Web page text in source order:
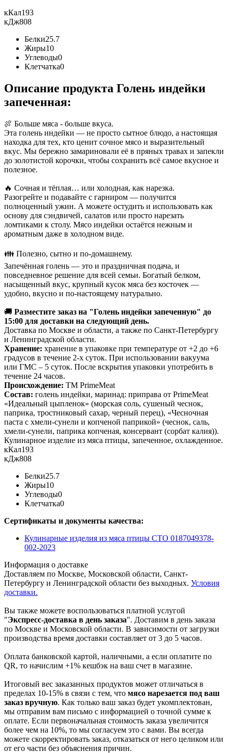
кКал193
кДж808
Белки25.7
Жиры10
Углеводы0
Клетчатка0
Описание продукта Голень индейки
запеченная:
🍖 Больше мяса - больше вкуса.
Эта голень индейки — не просто сытное блюдо, а настоящая
находка для тех, кто ценит сочное мясо и выразительный
вкус. Мы бережно замариновали её в пряных травах и запекли
до золотистой корочки, чтобы сохранить всё самое вкусное и
полезное.
🔥 Сочная и тёплая… или холодная, как нарезка.
Разогрейте и подавайте с гарниром — получится
полноценный ужин. А можете остудить и использовать как
основу для сэндвичей, салатов или просто нарезать
ломтиками к столу. Мясо индейки остаётся нежным и
ароматным даже в холодном виде.
👪 Полезно, сытно и по-домашнему.
Запечённая голень — это и праздничная подача, и
повседневное решение для всей семьи. Богатый белком,
насыщенный вкус, крупный кусок мяса без косточек —
удобно, вкусно и по-настоящему натурально.
🚚 Разместите заказ на "Голень индейки запеченную" до
15:00 для доставки на следующий день.
Доставка по Москве и области, а также по Санкт-Петербургу
и Ленинградской области.
Хранение: хранение в упаковке при температуре от +2 до +6
градусов в течение 2-х суток. При использовании вакуума
или ГМС – 5 суток. После вскрытия упаковки употребить в
течение 24 часов.
Происхождение: ТМ PrimeMeat
Состав: голень индейки, маринад: приправа от PrimeMeat
«Идеальный цыпленок» (морская соль, сушеный чеснок,
паприка, тростниковый сахар, черный перец), «Чесночная
паста с хмели-сунели и копченой паприкой» (чеснок, саль,
хмели-сунели, паприка копченая, консервант (сорбат калия)).
Кулинарное изделие из мяса птицы, запеченное, охлажденное.
кКал193
кДж808
Белки25.7
Жиры10
Углеводы0
Клетчатка0
Сертификаты и документы качества:
Кулинарные изделия из мяса птицы СТО 0187049378-
002-2023
Информация о доставке
Доставляем по Москве, Московской области, Санкт-
Петербургу и Ленинградской области без выходных. Условия
доставки.
Вы также можете воспользоваться платной услугой
"Экспресс-доставка в день заказа". Доставим в день заказа
по Москве и Московской области. В зависимости от загрузки
производства время доставки составляет от 3 до 5 часов.
Оплата банковской картой, наличными, а если оплатите по
QR, то начислим +1% кешбэк на ваш счет в магазине.
Итоговый вес заказанных продуктов может отличаться в
пределах 10-15% в связи с тем, что мясо нарезается под ваш
заказ вручную. Как только ваш заказ будет укомплектован,
мы отправим вам письмо с информацией о точной сумме к
оплате. Если первоначальная стоимость заказа увеличится
более чем на 10%, то мы согласуем это с вами. Вы всегда
можете скорректировать заказ, отказаться от него целиком или
от его части без объяснения причин.